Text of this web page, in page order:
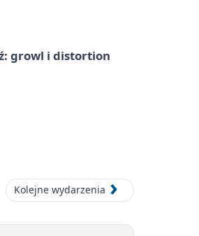
growl i distortion
Kolejne wydarzenia